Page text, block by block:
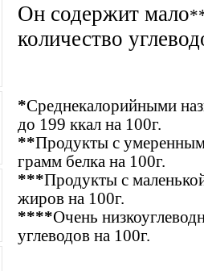
Он содержит мало
количество
*Среднекалорийными
до 199 ккал на 100г.
**Продукты с
грамм белка на 100г.
***Продукты с
жиров на 100г.
****Очень
углеводов на 100г.